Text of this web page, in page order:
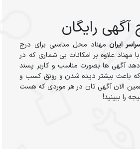
آگهی رایگان
ایران مهناد محل مناسبی برای درج
مهناد علاوه بر امکانات بی شماری که در
دهد آگهی ها بصورت مناسب و کاربر پسند
باعث بیشتر دیده شدن و رونق کسب و
الان آگهی تان در هر موردی که هست
را ببینید!